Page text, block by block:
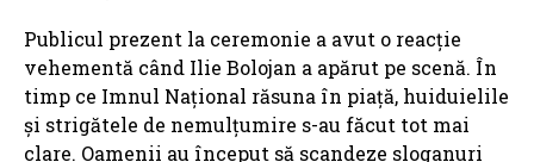
Publicul prezent la ceremonie a avut o reacție
vehementă când Ilie Bolojan a apărut pe scenă. În
timp ce Imnul Național răsuna în piață, huiduielile
și strigătele de nemulțumire s-au făcut tot mai
clare. Oamenii au început să scandeze sloganuri